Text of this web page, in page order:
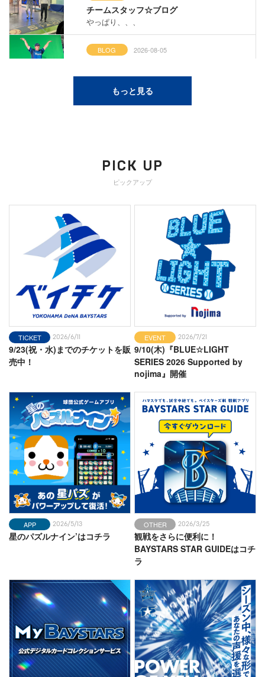
チームスタッフ☆ブログ
やっぱり、、、
BLOG 2026-08-05
スターナイトオフショット【牧選手】
BLOG 2026-08-04
BLOG 2026-08-04
チームスタッフ☆ブログ
今日もサロンは賑やか(☝︎ ՞ਊ ՞)☝︎
蔵出しコンテンツ
スターナイト【メイキング映像】
PLAYERS 2026-08-03
選手アンケート
今年もっと仲良くなりたい人は？【投手編その
⑧】
BLOG 2026-08-03
チームスタッフ☆ブログ
昨日の答え☆
2026-08-03
蔵出しコンテンツ
牧＆徳の場内一周❗️
PLAYERS 2026-08-03
ベイスターズ質問箱
小田 康一郎選手
BLOG 2026-08-02
チームスタッフ☆ブログ
これだれだ？
BLOG 2026-08-02
蔵出しコンテンツ
BLOG 2026-08-01
球団広報の徒然日記
詩太くんの食トレ🍚
BLOG 2026-08-01
チームスタッフ☆ブログ
もっと見る
PICK UP
ピックアップ
TICKET 2026/6/11
9/23(祝・水)までのチケットを販
売中！
EVENT 2026/7/21
9/10(木)『BLUE☆LIGHT
SERIES 2026 Supported by
nojima』開催
APP 2026/5/13
星のパズルナイン’はコチラ
OTHER 2026/3/25
観戦をさらに便利に！
BAYSTARS STAR GUIDEはコチ
ラ